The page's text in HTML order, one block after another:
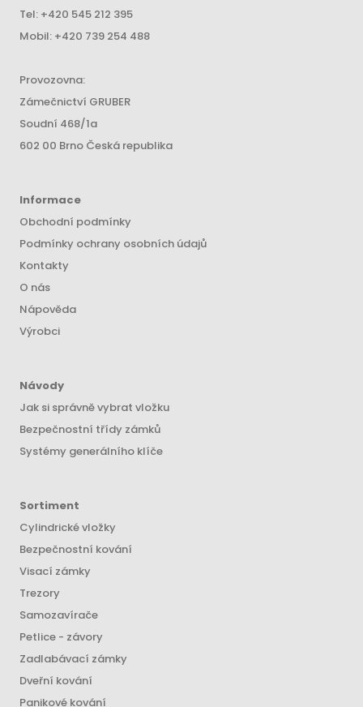
Tel: +420 545 212 395
Mobil: +420 739 254 488
Provozovna:
Zámečnictví GRUBER
Soudní 468/1a
602 00 Brno Česká republika
Informace
Obchodní podmínky
Podmínky ochrany osobních údajů
Kontakty
O nás
Nápověda
Výrobci
Návody
Jak si správně vybrat vložku
Bezpečnostní třídy zámků
Systémy generálního klíče
Sortiment
Cylindrické vložky
Bezpečnostní kování
Visací zámky
Trezory
Samozavírače
Petlice - závory
Zadlabávací zámky
Dveřní kování
Panikové kování